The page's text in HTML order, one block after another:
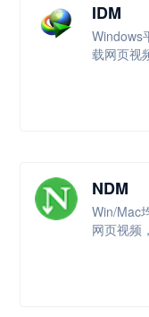
IDM
Windows
载网页视
NDM
Win/Mac
网页视频